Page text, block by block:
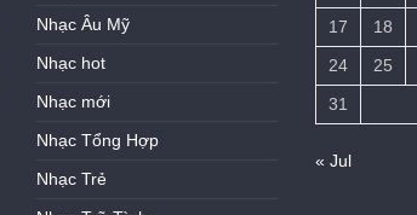
Nhạc Âu Mỹ
Nhạc hot
Nhạc mới
Nhạc Tổng Hợp
Nhạc Trẻ
17
18
24
25
31
« Jul